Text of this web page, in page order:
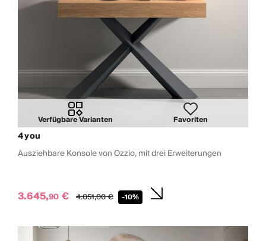
Verfügbare Varianten Favoriten
4you
Ausziehbare Konsole von Ozzio, mit drei Erweiterungen
3.645,90 € 4.051,00€ -10%